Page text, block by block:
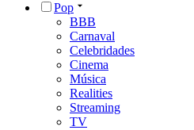
Pop
BBB
Carnaval
Celebridades
Cinema
Música
Realities
Streaming
TV